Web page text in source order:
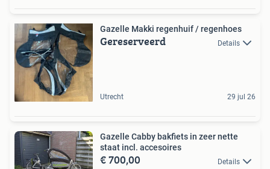
Gazelle Makki regenhuif / regenhoes
Gereserveerd Details
Utrecht 29 jul 26
Gazelle Cabby bakfiets in zeer nette
staat incl. accesoires
€ 700,00 Details